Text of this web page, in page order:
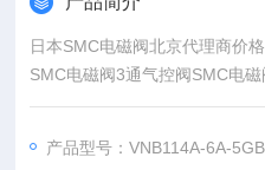
日本SMC电磁阀北京代理商价格
SMC电磁阀3通气控阀SMC电磁
SMC电磁阀弹性密封
SMC电磁阀SYJA300 3.6dm3/
产品型号：VNB114A-6A-5GB